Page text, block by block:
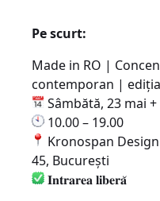
Pe scurt:
Made in RO |
contemporan |
Sâmbătă, 23 mai
10.00 – 19.00
Kronospan
45, București
𝐈𝐧𝐭𝐫𝐚𝐫𝐞𝐚𝐥𝐢𝐛𝐞𝐫𝐚